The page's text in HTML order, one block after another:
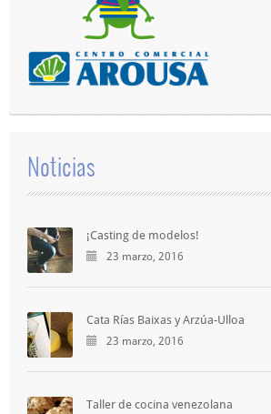
Noticias
¡Casting de modelos!
23 marzo, 2016
Cata Rías Baixas y Arzúa-Ulloa
23 marzo, 2016
Taller de cocina venezolana